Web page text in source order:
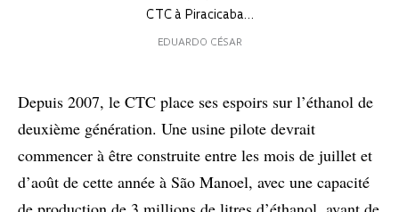
CTC à Piracicaba…
EDUARDO CÉSAR
Depuis 2007, le CTC place ses espoirs sur l’éthanol de
deuxième génération. Une usine pilote devrait
commencer à être construite entre les mois de juillet et
d’août de cette année à São Manoel, avec une capacité